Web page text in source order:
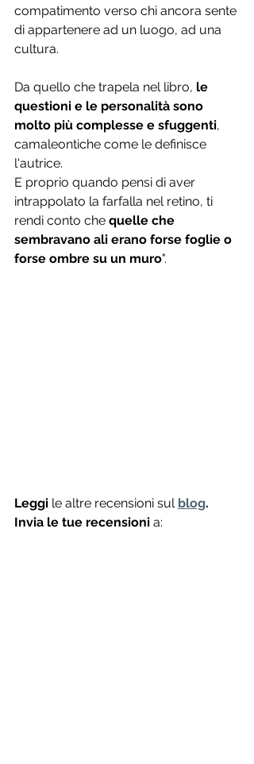
compatimento verso chi ancora sente
di appartenere ad un luogo, ad una
cultura.
Da quello che trapela nel libro, le
questioni e le personalità sono
molto più complesse e sfuggenti,
camaleontiche come le definisce
l'autrice.
E proprio quando pensi di aver
intrappolato la farfalla nel retino, ti
rendi conto che quelle che
sembravano ali erano forse foglie o
forse ombre su un muro".
Leggi le altre recensioni sul blog.
Invia le tue recensioni a: